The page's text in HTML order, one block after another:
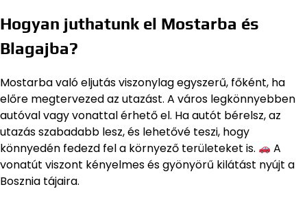
Hogyan juthatunk el Mostarba és
Blagajba?
Mostarba való eljutás viszonylag egyszerű, főként, ha
előre megtervezed az utazást. A város legkönnyebben
autóval vagy vonattal érhető el. Ha autót bérelsz, az
utazás szabadabb lesz, és lehetővé teszi, hogy
könnyedén fedezd fel a környező területeket is.
A
vonatút viszont kényelmes és gyönyörű kilátást nyújt a
Bosznia tájaira.